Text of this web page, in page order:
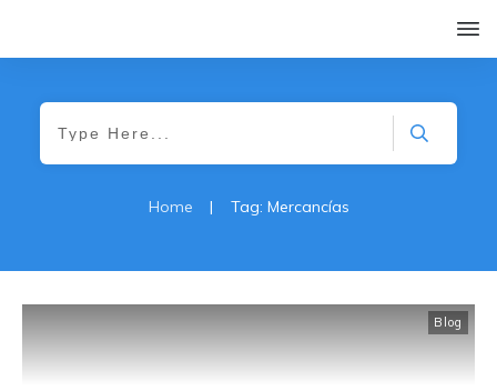
Home | Tag: Mercancías
Blog